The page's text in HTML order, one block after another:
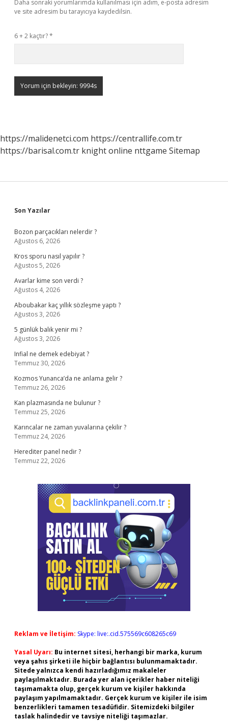
Daha sonraki yorumlarımda kullanılması için adım, e-posta adresim
ve site adresim bu tarayıcıya kaydedilsin.
6 + 2 kaçtır?*
https://malidenetci.com https://centrallife.com.tr
https://barisal.com.tr knight online nttgame Sitemap
Sidebar
Son Yazılar
Bozon parçacıkları nelerdir ?
Ağustos 6, 2026
Kros sporu nasıl yapılır ?
Ağustos 5, 2026
Avarlar kime son verdi ?
Ağustos 4, 2026
Aboubakar kaç yıllık sözleşme yaptı ?
Ağustos 3, 2026
5 günlük balık yenir mi ?
Ağustos 3, 2026
Infial ne demek edebiyat ?
Temmuz 30, 2026
Kozmos Yunanca’da ne anlama gelir ?
Temmuz 26, 2026
Kan plazmasında ne bulunur ?
Temmuz 25, 2026
Karıncalar ne zaman yuvalarına çekilir ?
Temmuz 24, 2026
Herediter panel nedir ?
Temmuz 22, 2026
Reklam ve İletişim: Skype: live:.cid.575569c608265c69
Yasal Uyarı: Bu internet sitesi, herhangi bir marka, kurum
veya şahıs şirketi ile hiçbir bağlantısı bulunmamaktadır.
Sitede yalnızca kendi hazırladığımız makaleler
paylaşılmaktadır. Burada yer alan içerikler haber niteliği
taşımamakta olup, gerçek kurum ve kişiler hakkında
paylaşım yapılmamaktadır. Gerçek kurum ve kişiler ile isim
benzerlikleri tamamen tesadüfidir. Sitemizdeki bilgiler
taslak halindedir ve tavsiye niteliği taşımazlar.